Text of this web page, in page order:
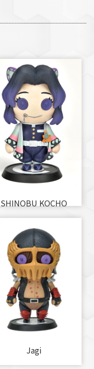
SHINOBU KOCHO
Jagi